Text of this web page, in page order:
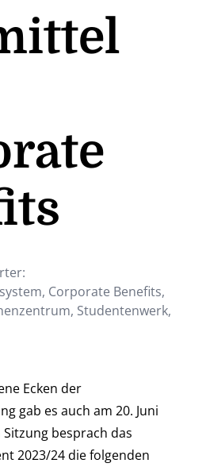
, Corporate Benefits,
, Studentenwerk,
Ecken der
gab es auch am 20. Juni
besprach das
2023/24 die folgenden